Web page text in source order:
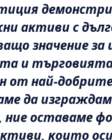
активи с
значение
и
от най-
да
оставаме
които